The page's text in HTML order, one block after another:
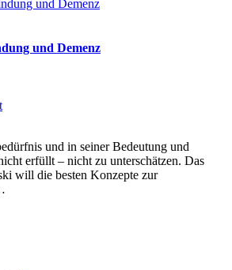
und Demenz
und in seiner Bedeutung und
erfüllt – nicht zu unterschätzen. Das
will die besten Konzepte zur